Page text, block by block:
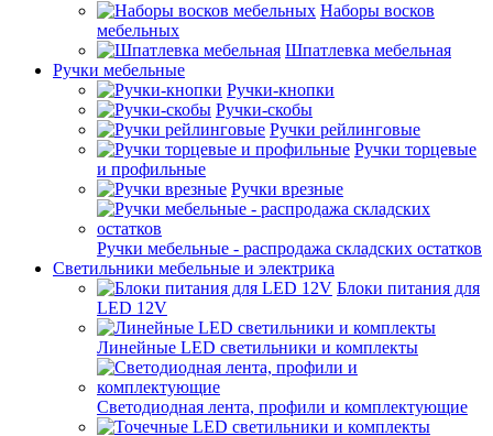
Наборы восков
мебельных
Шпатлевка мебельная
Ручки мебельные
Ручки-кнопки
Ручки-скобы
Ручки рейлинговые
Ручки торцевые
и профильные
Ручки врезные
Ручки мебельные - распродажа складских остатков
Светильники мебельные и электрика
Блоки питания для
LED 12V
Линейные LED светильники и комплекты
Светодиодная лента, профили и комплектующие